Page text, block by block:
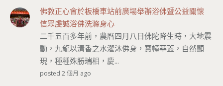
佛教正心會於板橋車站前廣場舉辦浴佛暨公益關懷
信眾虔誠浴佛洗滌身心
二千五百多年前，農曆四月八日佛陀降生時，大地震
動，九龍以清香之水灌沐佛身，寶幢華蓋，自然顯
現，種種殊勝瑞相，慶...
posted 2 個月 ago